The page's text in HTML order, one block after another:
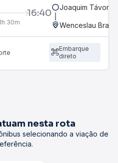
16:40
1h 30m
Joaquim Távora,
Wenceslau Braz,
Embarque
direto
nesta rota
selecionando a viação de